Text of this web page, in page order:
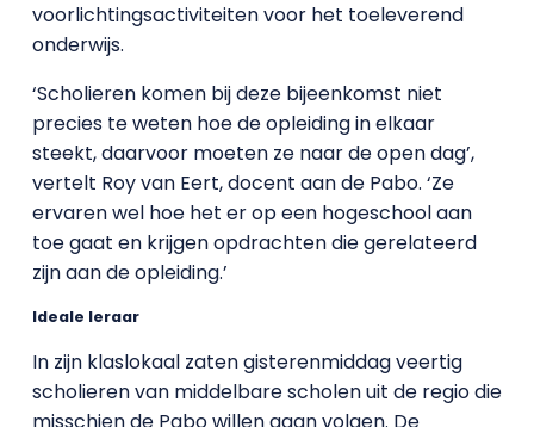
voorlichtingsactiviteiten voor het toeleverend
onderwijs.
‘Scholieren komen bij deze bijeenkomst niet
precies te weten hoe de opleiding in elkaar
steekt, daarvoor moeten ze naar de open dag’,
vertelt Roy van Eert, docent aan de Pabo. ‘Ze
ervaren wel hoe het er op een hogeschool aan
toe gaat en krijgen opdrachten die gerelateerd
zijn aan de opleiding.’
Ideale leraar
In zijn klaslokaal zaten gisterenmiddag veertig
scholieren van middelbare scholen uit de regio die